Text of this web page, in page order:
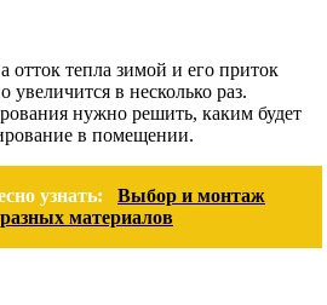
тепла зимой и его приток
увеличится в несколько раз.
нужно решить, каким будет
в помещении.
узнать:
Выбор и монтаж
материалов